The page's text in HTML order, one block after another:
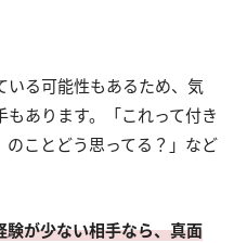
いる可能性もあるため、気
あります。「これって付き
ことどう思ってる？」など
が少ない相手なら、真面